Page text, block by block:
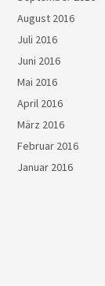
August 2016
Juli 2016
Juni 2016
Mai 2016
April 2016
März 2016
Februar 2016
Januar 2016